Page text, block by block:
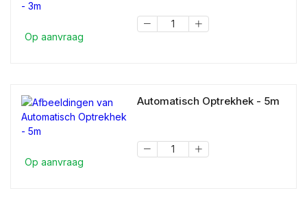
Op aanvraag
Op aanvraag
Automatisch Optrekhek - 5m